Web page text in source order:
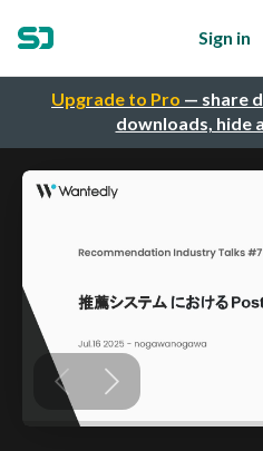
Upgrade to Pro — share
downloads, hide
Sign in